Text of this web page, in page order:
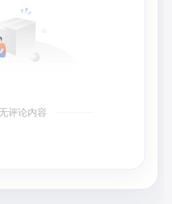
评论内容